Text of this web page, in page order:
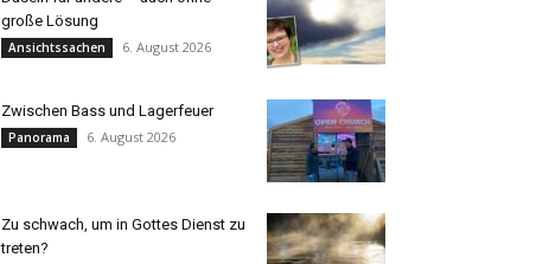
große Lösung
Ansichtssachen 6. August 2026
Zwischen Bass und Lagerfeuer
Panorama 6. August 2026
Zu schwach, um in Gottes Dienst zu
treten?